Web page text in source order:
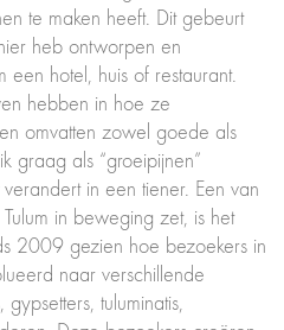
te maken heeft. Dit gebeurt
heb ontworpen en
hotel, huis of restaurant.
hebben in hoe ze
omvatten zowel goede als
graag als “groeipijnen”
in een tiener. Een van
in beweging zet, is het
2009 gezien hoe bezoekers in
naar verschillende
tuluminatis,